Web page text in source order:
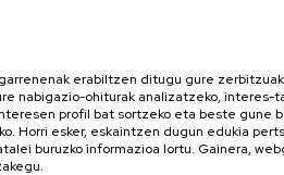
erabiltzen ditugu gure
nabigazio-ohiturak analizatzeko, interes-
profil bat sortzeko eta beste gune
Horri esker, eskaintzen dugun edukia
buruzko informazioa lortu. Gainera,